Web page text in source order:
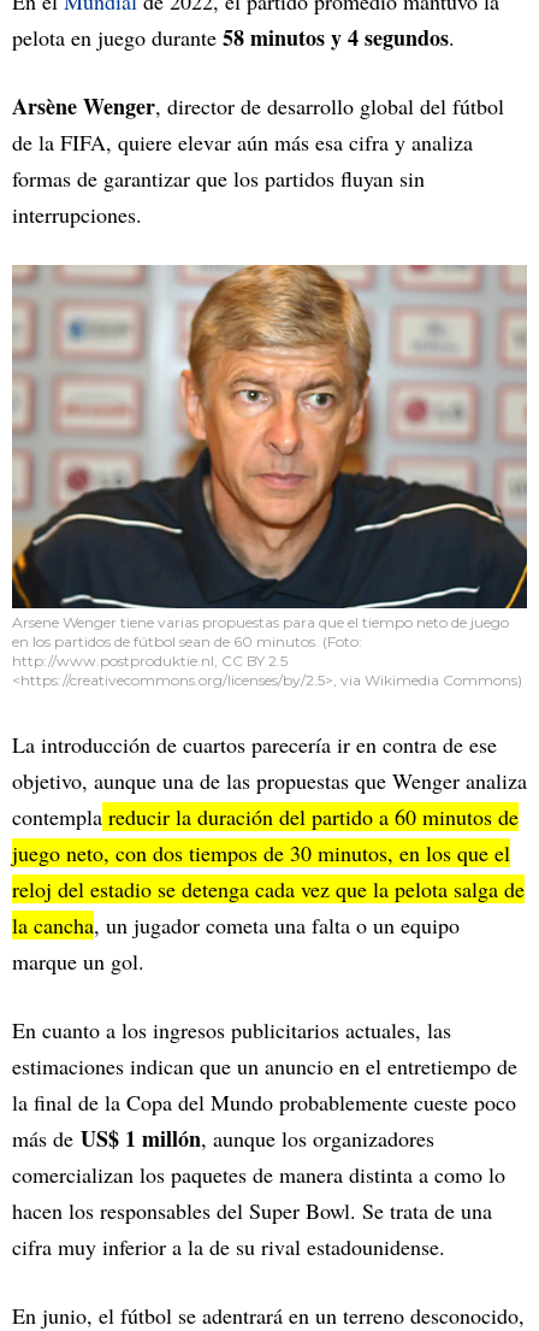
pelota en juego durante 58 minutos y 4 segundos.
Arsène Wenger, director de desarrollo global del fútbol
de la FIFA, quiere elevar aún más esa cifra y analiza
formas de garantizar que los partidos fluyan sin
interrupciones.
Arsene Wenger tiene varias propuestas para que el tiempo neto de juego
en los partidos de fútbol sean de 60 minutos. (Foto:
http://www.postproduktie.nl, CC BY 2.5
<https://creativecommons.org/licenses/by/2.5>, via Wikimedia Commons)
La introducción de cuartos parecería ir en contra de ese
objetivo, aunque una de las propuestas que Wenger analiza
contempla reducir la duración del partido a 60 minutos de
juego neto, con dos tiempos de 30 minutos, en los que el
reloj del estadio se detenga cada vez que la pelota salga de
la cancha, un jugador cometa una falta o un equipo
marque un gol.
En cuanto a los ingresos publicitarios actuales, las
estimaciones indican que un anuncio en el entretiempo de
la final de la Copa del Mundo probablemente cueste poco
más de US$ 1 millón, aunque los organizadores
comercializan los paquetes de manera distinta a como lo
hacen los responsables del Super Bowl. Se trata de una
cifra muy inferior a la de su rival estadounidense.
En junio, el fútbol se adentrará en un terreno desconocido,